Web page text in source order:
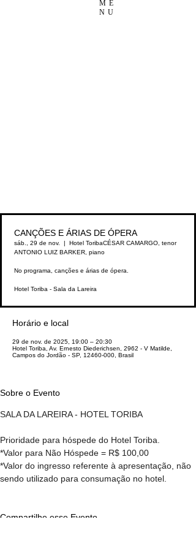
ME
NU
CANÇÕES E ÁRIAS DE ÓPERA
sáb., 29 de nov.
  |
Hotel ToribaCÉSAR CAMARGO, tenor
ANTONIO LUIZ BARKER, piano
No programa, canções e árias de ópera.
Hotel Toriba - Sala da Lareira
Horário e local
29 de nov. de 2025, 19:00 – 20:30
Hotel Toriba, Av. Ernesto Diederichsen, 2962 - V Matilde,
Campos do Jordão - SP, 12460-000, Brasil
Sobre o Evento
SALA DA LAREIRA - HOTEL TORIBA
Prioridade para hóspede do Hotel Toriba.
*Valor para Não Hóspede = R$ 100,00
*Valor do ingresso referente à apresentação, não
sendo utilizado para consumação no hotel.
Compartilhe esse Evento